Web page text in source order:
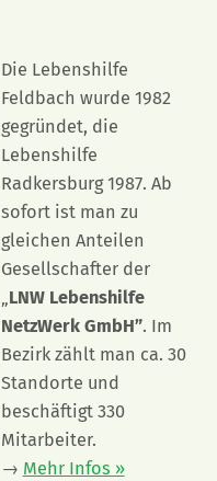
Die Lebenshilfe
Feldbach wurde 1982
gegründet, die
Lebenshilfe
Radkersburg 1987. Ab
sofort ist man zu
gleichen Anteilen
Gesellschafter der
LNW Lebenshilfe
NetzWerk GmbH”. Im
Bezirk zählt man ca. 30
Standorte und
beschäftigt 330
Mitarbeiter.
→ Mehr Infos »